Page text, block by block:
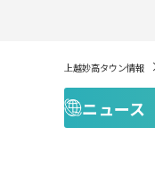
上越妙高タウン情報
ニュース